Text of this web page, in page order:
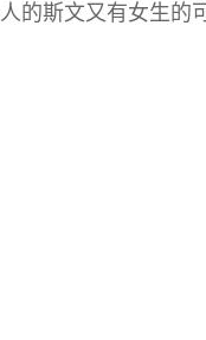
的斯文又有女生的可